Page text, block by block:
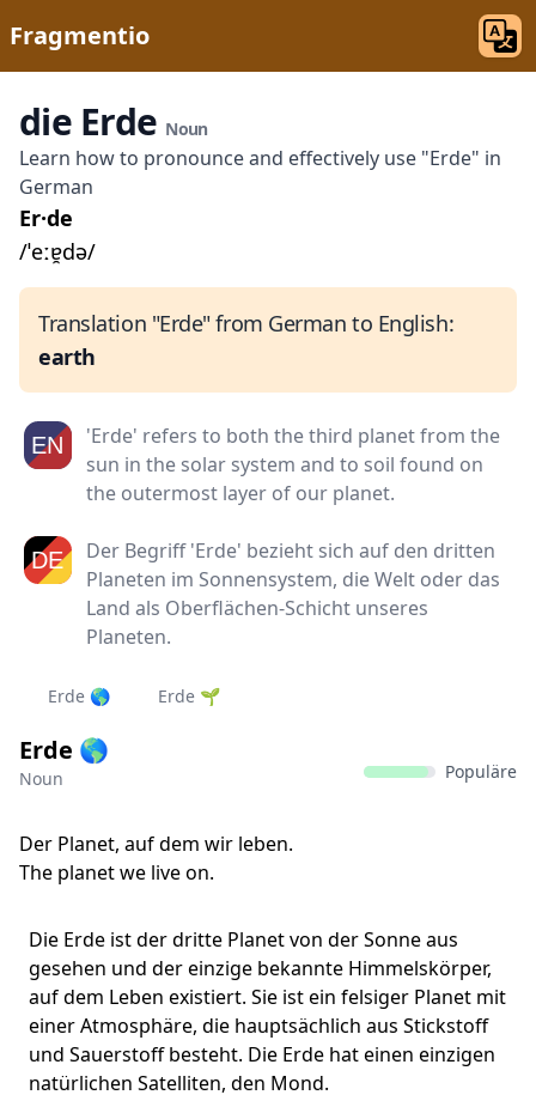
Fragmentio
die Erde Noun
Learn how to pronounce and effectively use "Erde" in
German
Er·de
/ˈeːɐ̯də/
Translation "Erde" from German to English:
earth
'Erde' refers to both the third planet from the
sun in the solar system and to soil found on
the outermost layer of our planet.
Der Begriff 'Erde' bezieht sich auf den dritten
Planeten im Sonnensystem, die Welt oder das
Land als Oberflächen-Schicht unseres
Planeten.
Erde 🌎 Erde 🌱
Erde 🌎
Noun Populäre
Der Planet, auf dem wir leben.
The planet we live on.
Die Erde ist der dritte Planet von der Sonne aus
gesehen und der einzige bekannte Himmelskörper,
auf dem Leben existiert. Sie ist ein felsiger Planet mit
einer Atmosphäre, die hauptsächlich aus Stickstoff
und Sauerstoff besteht. Die Erde hat einen einzigen
natürlichen Satelliten, den Mond.